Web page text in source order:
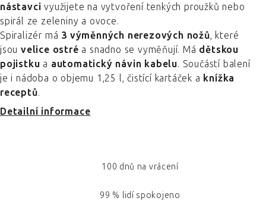
nástavci využijete na vytvoření tenkých proužků nebo
spirál ze zeleniny a ovoce.
Spiralizér má 3 výměnných nerezových nožů, které
jsou velice ostré a snadno se vyměňují. Má dětskou
pojistku a automatický návin kabelu. Součástí balení
je i nádoba o objemu 1,25 l, čistící kartáček a knížka
receptů.
Detailní informace
100 dnů na vrácení
99 % lidí spokojeno